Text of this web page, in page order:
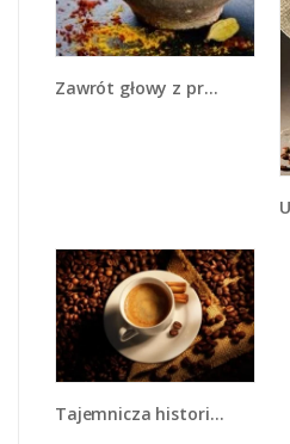
Zawrót głowy z przyprawami - JN550
Tajemnicza historia z odrobiną kawy - JN475